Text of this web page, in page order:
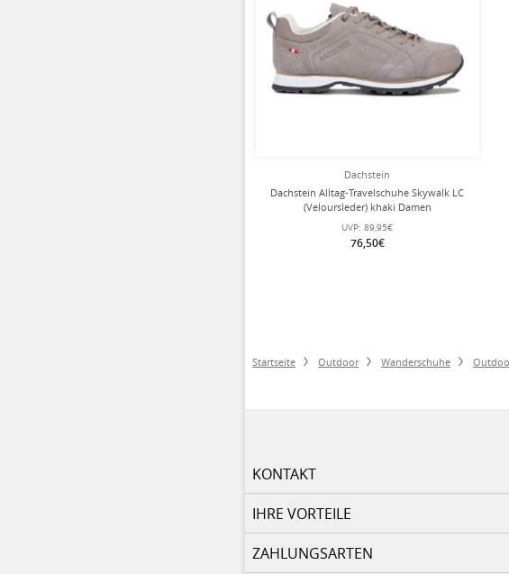
Dachstein
Dachstein Alltag-Travelschuhe Skywalk LC
(Veloursleder) khaki Damen
UVP: 89,95€
76,50€
Startseite Outdoor Wanderschuhe
KONTAKT
IHRE VORTEILE
ZAHLUNGSARTEN